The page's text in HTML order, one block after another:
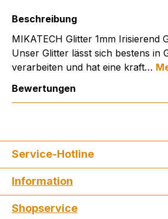
Beschreibung
MIKATECH Glitter 1mm Irisierend
Unser Glitter lässt sich bestens in
verarbeiten und hat eine kraft…
Bewertungen
Service-Hotline
Information
Shopservice